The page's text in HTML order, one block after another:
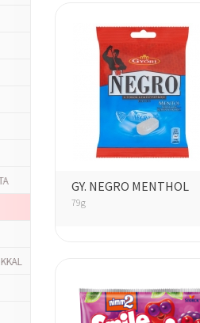
GY. NEGRO MENTHOL
79g